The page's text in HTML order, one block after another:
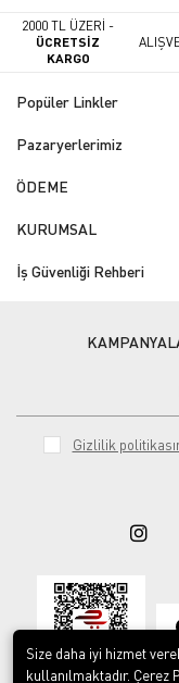
2000 TL ÜZERİ -
ÜCRETSİZ
KARGO
Popüler Linkler
Pazaryerlerimiz
ÖDEME
KURUMSAL
İş Güvenliği Rehberi
Gizlilik
Size daha iyi hizmet
kullanılmaktadır. Çerez